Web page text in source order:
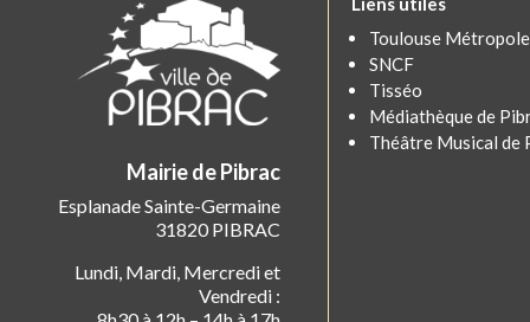
Mairie de Pibrac
Esplanade Sainte-Germaine
31820 PIBRAC
Lundi, Mardi, Mercredi et
Vendredi :
Toulouse Métropole
SNCF
Tisséo
Médiathèque de
Théâtre Musical de